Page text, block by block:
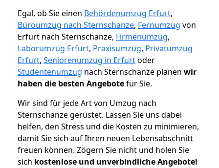
Egal, ob Sie einen Behördenumzug Erfurt,
Büroumzug nach Sternschanze, Fernumzug von
Erfurt nach Sternschanze, Firmenumzug,
Laborumzug Erfurt, Praxisumzug, Privatumzug
Erfurt, Seniorenumzug in Erfurtoder
Studentenumzug nach Sternschanze planen wir
haben die besten Angebotefür Sie.
Wir sind für jede Art von Umzug nach
Sternschanze gerüstet. Lassen Sie uns dabei
helfen, den Stress und die Kosten zu minimieren,
damit Sie sich auf Ihren neuen Lebensabschnitt
freuen können. Zögern Sie nicht und holen Sie
sich kostenlose und unverbindliche Angebote!